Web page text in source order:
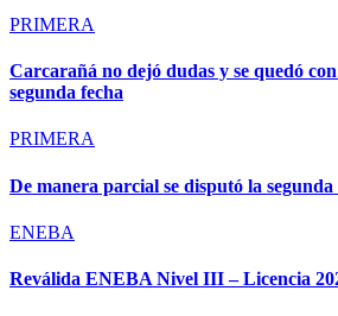
PRIMERA
Carcarañá no dejó dudas y se quedó
segunda fecha
PRIMERA
De manera parcial se disputó la
ENEBA
Reválida ENEBA Nivel III – Licencia